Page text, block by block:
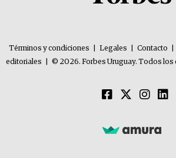
Términos y condiciones Legales Contacto
editoriales
© 2026. Forbes Uruguay. Todos los